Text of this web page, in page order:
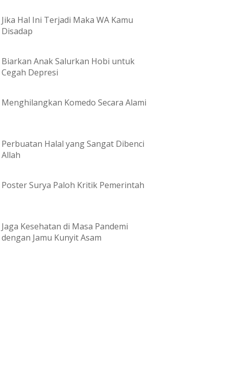
Jika Hal Ini Terjadi Maka WA Kamu
Disadap
Biarkan Anak Salurkan Hobi untuk
Cegah Depresi
Menghilangkan Komedo Secara Alami
Perbuatan Halal yang Sangat Dibenci
Allah
Poster Surya Paloh Kritik Pemerintah
Jaga Kesehatan di Masa Pandemi
dengan Jamu Kunyit Asam